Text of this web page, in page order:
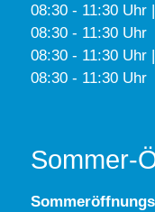
08:30 - 11:30 Uhr
08:30 - 11:30 Uhr
08:30 - 11:30 Uhr
08:30 - 11:30 Uhr
Sommer-